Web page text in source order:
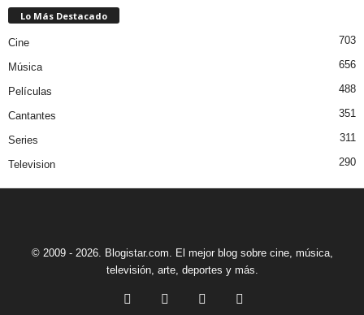
Lo Más Destacado
Cine 703
Música 656
Películas 488
Cantantes 351
Series 311
Television 290
© 2009 - 2026. Blogistar.com. El mejor blog sobre cine, música,
televisión, arte, deportes y más.